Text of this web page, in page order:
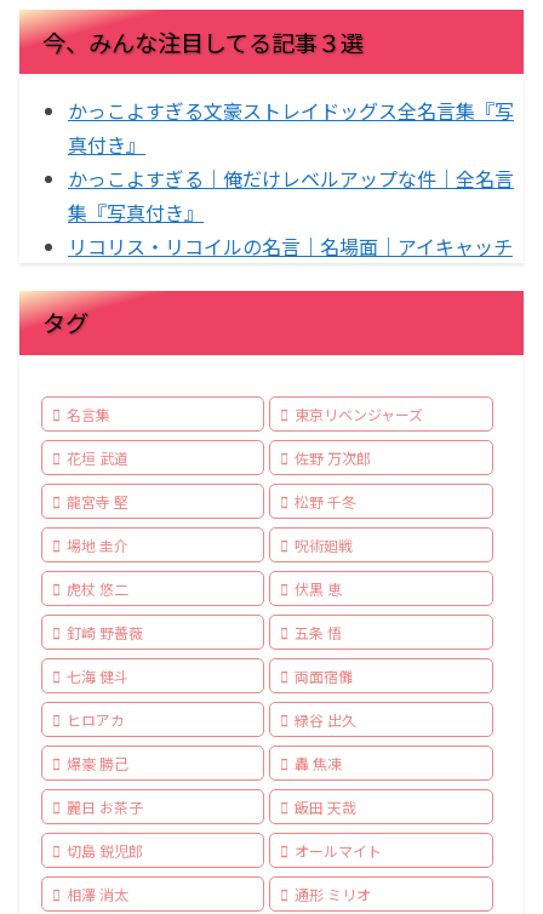
今、みんな注目してる記事３選
かっこよすぎる文豪ストレイドッグス全名言集『写
真付き』
かっこよすぎる｜俺だけレベルアップな件｜全名言
集『写真付き』
リコリス・リコイルの名言｜名場面｜アイキャッチ
タグ
名言集 東京リベンジャーズ
花垣 武道 佐野 万次郎
龍宮寺 堅 松野 千冬
場地 圭介 呪術廻戦
虎杖 悠二 伏黒 恵
釘崎 野薔薇 五条 悟
七海 健斗 両面宿儺
ヒロアカ 緑谷 出久
爆豪 勝己 轟 焦凍
麗日 お茶子 飯田 天哉
切島 鋭児郎 オールマイト
相澤 消太 通形 ミリオ